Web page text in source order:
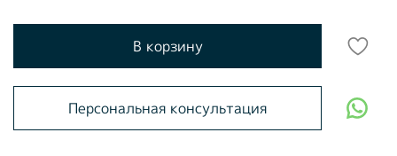
В корзину
Персональная консультация